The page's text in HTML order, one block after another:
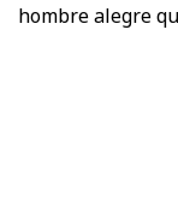
hombre alegre